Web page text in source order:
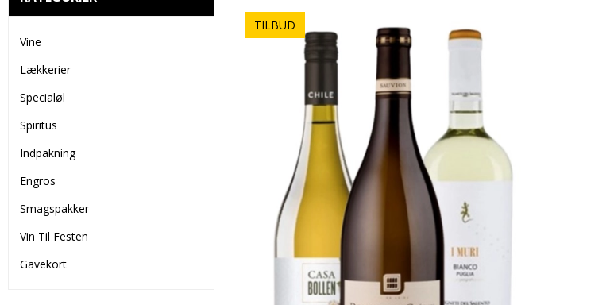
Vine
Lækkerier
Specialøl
Spiritus
Indpakning
Engros
Smagspakker
Vin Til Festen
Gavekort
TILBUD